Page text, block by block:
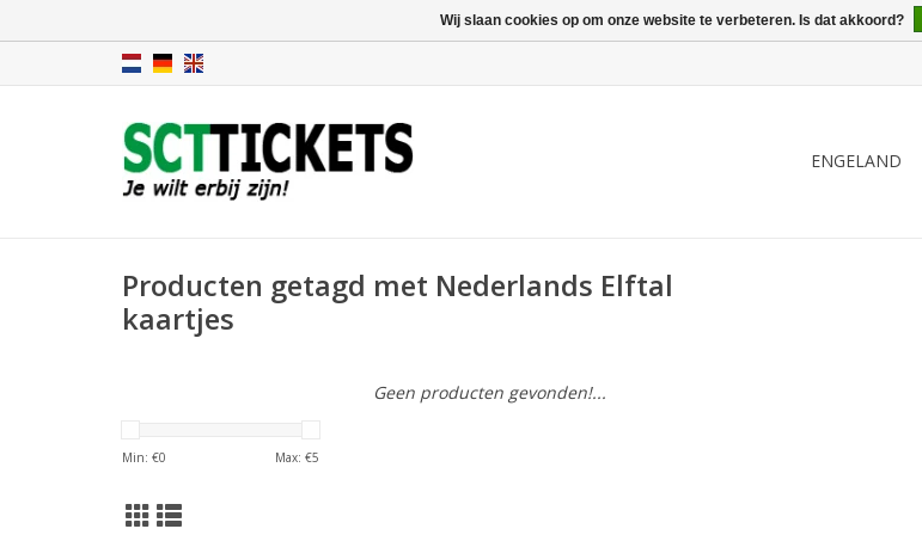
ENGELAND
Producten getagd met Nederlands Elftal
kaartjes
Min: €0 Max: €5
Geen producten gevonden!...
Wij slaan cookies op om onze website te verbeteren. Is dat akkoord?